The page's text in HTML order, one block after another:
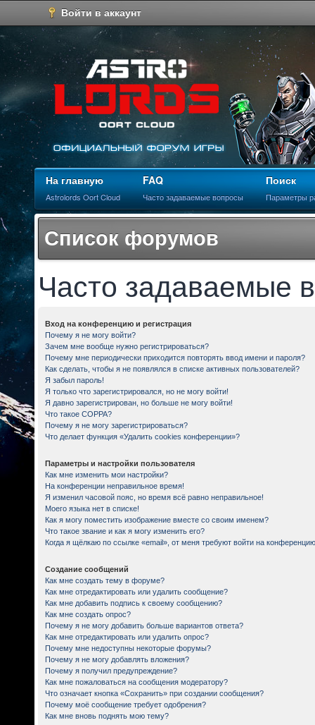
Войти в аккаунт
На главную
Astrolords Oort Cloud
FAQ
Часто задаваемые вопросы
Поиск
Параметры
Список форумов
Часто задаваемые
Вход на конференцию и регистрация
Почему я не могу войти?
Зачем мне вообще нужно регистрироваться?
Почему мне периодически приходится повторять ввод имени и пароля?
Как сделать, чтобы я не появлялся в списке активных пользователей?
Я забыл пароль!
Я только что зарегистрировался, но не могу войти!
Я давно зарегистрирован, но больше не могу войти!
Что такое COPPA?
Почему я не могу зарегистрироваться?
Что делает функция «Удалить cookies конференции»?
Параметры и настройки пользователя
Как мне изменить мои настройки?
На конференции неправильное время!
Я изменил часовой пояс, но время всё равно неправильное!
Моего языка нет в списке!
Как я могу поместить изображение вместе со своим именем?
Что такое звание и как я могу изменить его?
Когда я щёлкаю по ссылке «email», от меня требуют войти на
Создание сообщений
Как мне создать тему в форуме?
Как мне отредактировать или удалить сообщение?
Как мне добавить подпись к своему сообщению?
Как мне создать опрос?
Почему я не могу добавить больше вариантов ответа?
Как мне отредактировать или удалить опрос?
Почему мне недоступны некоторые форумы?
Почему я не могу добавлять вложения?
Почему я получил предупреждение?
Как мне пожаловаться на сообщения модератору?
Что означает кнопка «Сохранить» при создании сообщения?
Почему моё сообщение требует одобрения?
Как мне вновь поднять мою тему?